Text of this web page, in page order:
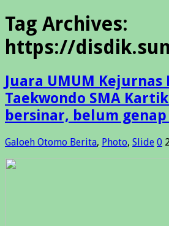
Tag Archives:
https://
Juara UMUM Kejurnas
Taekwondo SMA
bersinar, belum
Galoeh Otomo Berita, Photo, Slide 0